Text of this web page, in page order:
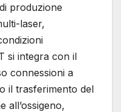
produzione
laser,
si integra con il
connessioni a
il trasferimento del
all’ossigeno,